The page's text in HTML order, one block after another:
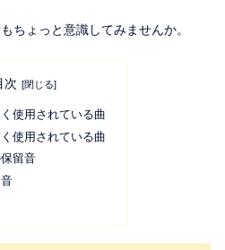
ちょっと意識してみませんか。
次
使用されている曲
使用されている曲
留音